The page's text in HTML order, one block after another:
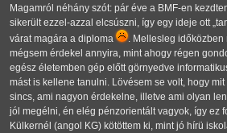
Magamról néhány szót: pár éve a BMF-en
sikerült ezzel-azzal elcsúszni, így egy ideje ott
várat magára a diploma
. Mellesleg időközben
mégsem érdekel annyira, mint ahogy régen
egész életemben gép előtt görnyedve
mást is kellene tanulni. Lövésem se volt, hogy
sincs, ami nagyon érdekelne, illetve ami olyan
jól megélni, én elég pénzorientált vagyok, így ez
Külkernél (angol KG) kötöttem ki, mint jó hírü